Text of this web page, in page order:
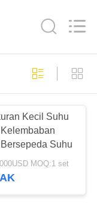
Kecil Suhu
Suhu
MOQ:1 set